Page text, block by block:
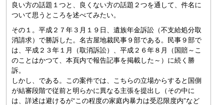
良い方の話題１つと、良くない方の話題２つを通して、件名に
ついて思うところを述べてみたい。
その１。平成２７年３月１９日、遺族年金訴訟（不支給処分取
消請求）で勝訴した。名古屋地裁民事９部である。民事９部で
は、平成２３年１月（取消訴訟）、平成２６年８月（国賠～こ
のことはかつて、本頁内で報告記事を掲載した～）に続く勝
訴。
しかし、である。この案件では、こちらの立場からすると国側
が結審段階で従前と明らかに異なる主張を提出し（その中に
は、詳述は避けるが“この程度の家庭内暴力は受忍限度内”など